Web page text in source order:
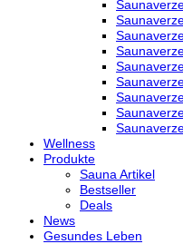
Wellness
Produkte
Sauna Artikel
Bestseller
Deals
News
Gesundes Leben